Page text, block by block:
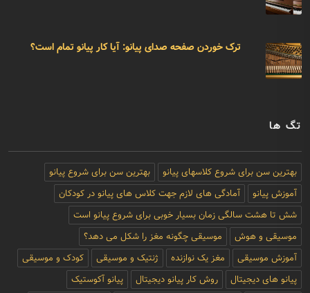
ترک خوردن صفحه صدای پیانو: آیا کار پیانو تمام است؟
تگ ها
بهترین سن برای شروع کلاسهای پیانو
بهترین سن برای شروع پیانو
آموزش پیانو
آمادگی های لازم جهت کلاس های پیانو در کودکان
شش تا هشت سالگی زمان بسیار خوبی برای شروع پیانو است
موسیقی و هوش
موسیقی چگونه مغز را شکل می دهد؟
آموزش موسیقی
مغز یک نوازنده ژنتیک و موسیقی
کودک و موسیقی
پیانو های دیجیتال
روش کار پیانو دیجیتال
پیانو آکوستیک